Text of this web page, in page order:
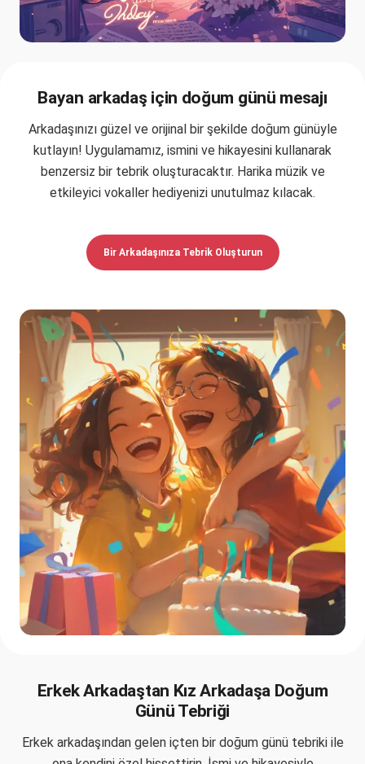
Bayan arkadaş için doğum günü mesajı
Arkadaşınızı güzel ve orijinal bir şekilde doğum günüyle
kutlayın! Uygulamamız, ismini ve hikayesini kullanarak
benzersiz bir tebrik oluşturacaktır. Harika müzik ve
etkileyici vokaller hediyenizi unutulmaz kılacak.
Bir Arkadaşınıza Tebrik Oluşturun
Erkek Arkadaştan Kız Arkadaşa Doğum
Günü Tebriği
Erkek arkadaşından gelen içten bir doğum günü tebriki ile